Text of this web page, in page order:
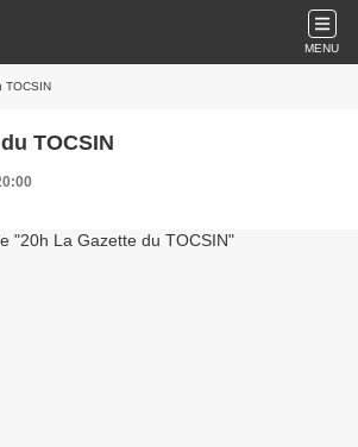
MENU
TOCSIN
TOCSIN